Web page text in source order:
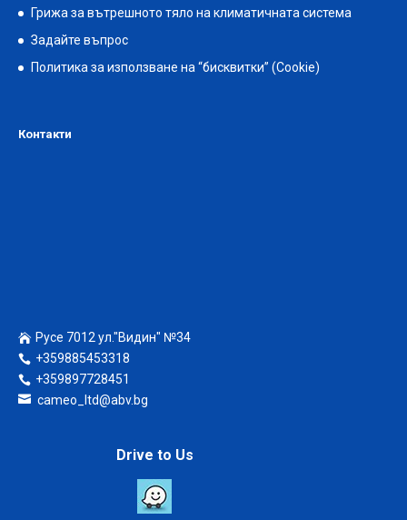
Грижа за вътрешното тяло на климатичната система
Задайте въпрос
Политика за използване на “бисквитки” (Cookie)
Контакти
Русе 7012 ул."Видин" №34
+359885453318
+359897728451
cameo_ltd@abv.bg
Drive to Us